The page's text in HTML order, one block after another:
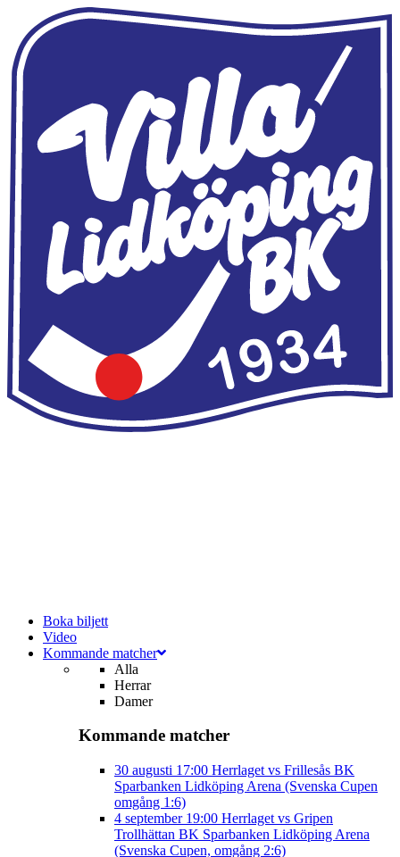
Boka biljett
Video
Kommande matcher
Alla
Herrar
Damer
Kommande matcher
30 augusti 17:00 Herrlaget vs Frillesås BK
Sparbanken Lidköping Arena (Svenska Cupen
omgång 1:6)
4 september 19:00 Herrlaget vs Gripen
Trollhättan BK Sparbanken Lidköping Arena
(Svenska Cupen, omgång 2:6)